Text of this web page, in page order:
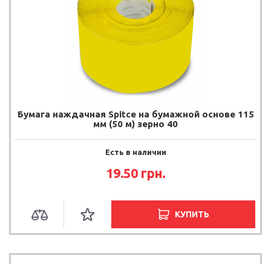
Бумага наждачная Spitce на бумажной основе 115
мм (50 м) зерно 40
Есть в наличии
19.50 грн.
КУПИТЬ